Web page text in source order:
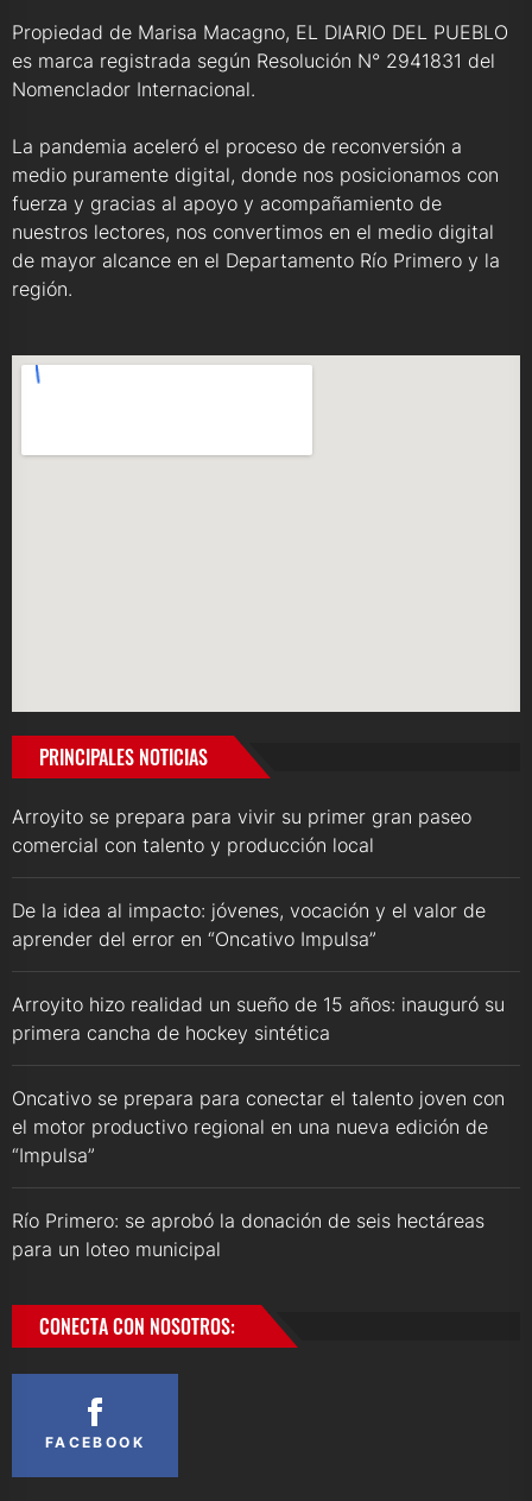
Propiedad de Marisa Macagno, EL DIARIO DEL PUEBLO
es marca registrada según Resolución N° 2941831 del
Nomenclador Internacional.
La pandemia aceleró el proceso de reconversión a
medio puramente digital, donde nos posicionamos con
fuerza y gracias al apoyo y acompañamiento de
nuestros lectores, nos convertimos en el medio digital
de mayor alcance en el Departamento Río Primero y la
región.
PRINCIPALES NOTICIAS
Arroyito se prepara para vivir su primer gran paseo
comercial con talento y producción local
De la idea al impacto: jóvenes, vocación y el valor de
aprender del error en “Oncativo Impulsa”
Arroyito hizo realidad un sueño de 15 años: inauguró su
primera cancha de hockey sintética
Oncativo se prepara para conectar el talento joven con
el motor productivo regional en una nueva edición de
“Impulsa”
Río Primero: se aprobó la donación de seis hectáreas
para un loteo municipal
CONECTA CON NOSOTROS:
FACEBOOK